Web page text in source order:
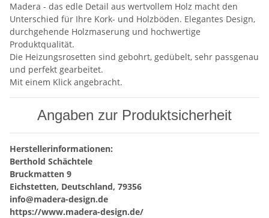
Madera - das edle Detail aus wertvollem Holz macht den
Unterschied für Ihre Kork- und Holzböden. Elegantes Design,
durchgehende Holzmaserung und hochwertige
Produktqualität.
Die Heizungsrosetten sind gebohrt, gedübelt, sehr passgenau
und perfekt gearbeitet.
Mit einem Klick angebracht.
Angaben zur Produktsicherheit
Herstellerinformationen:
Berthold Schächtele
Bruckmatten 9
Eichstetten, Deutschland, 79356
info@madera-design.de
https://www.madera-design.de/